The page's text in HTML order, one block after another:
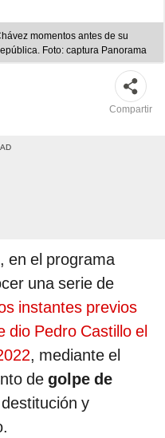
momentos antes de su
Foto: captura Panorama
Compartir
en el programa
una serie de
instantes previos
dio Pedro Castillo el
, mediante el
de golpe de
y